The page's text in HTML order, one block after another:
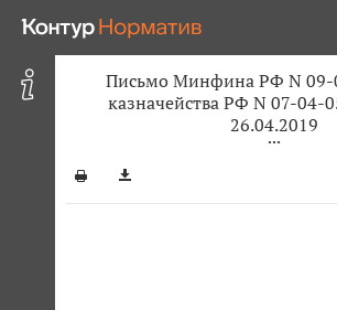
Письмо Минфина РФ N 09-
казначейства РФ N 07-04-
26.04.2019